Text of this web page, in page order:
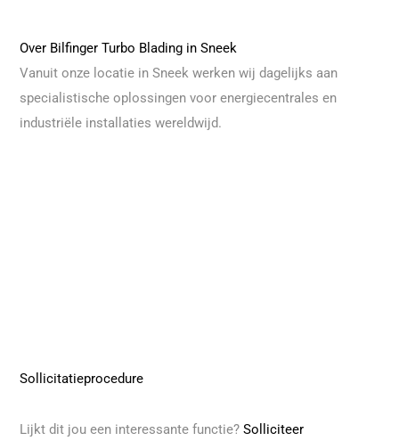
Over Bilfinger Turbo Blading in Sneek
Vanuit onze locatie in Sneek werken wij dagelijks aan
specialistische oplossingen voor energiecentrales en
industriële installaties wereldwijd.
Sollicitatieprocedure
Lijkt dit jou een interessante functie?Solliciteer